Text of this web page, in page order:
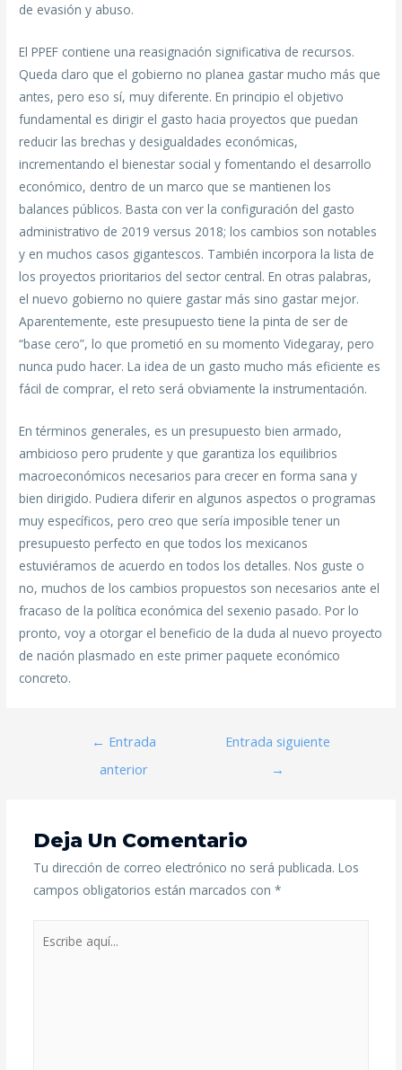
de evasión y abuso.
El PPEF contiene una reasignación significativa de recursos.
Queda claro que el gobierno no planea gastar mucho más que
antes, pero eso sí, muy diferente. En principio el objetivo
fundamental es dirigir el gasto hacia proyectos que puedan
reducir las brechas y desigualdades económicas,
incrementando el bienestar social y fomentando el desarrollo
económico, dentro de un marco que se mantienen los
balances públicos. Basta con ver la configuración del gasto
administrativo de 2019 versus 2018; los cambios son notables
y en muchos casos gigantescos. También incorpora la lista de
los proyectos prioritarios del sector central. En otras palabras,
el nuevo gobierno no quiere gastar más sino gastar mejor.
Aparentemente, este presupuesto tiene la pinta de ser de
“base cero”, lo que prometió en su momento Videgaray, pero
nunca pudo hacer. La idea de un gasto mucho más eficiente es
fácil de comprar, el reto será obviamente la instrumentación.
En términos generales, es un presupuesto bien armado,
ambicioso pero prudente y que garantiza los equilibrios
macroeconómicos necesarios para crecer en forma sana y
bien dirigido. Pudiera diferir en algunos aspectos o programas
muy específicos, pero creo que sería imposible tener un
presupuesto perfecto en que todos los mexicanos
estuviéramos de acuerdo en todos los detalles. Nos guste o
no, muchos de los cambios propuestos son necesarios ante el
fracaso de la política económica del sexenio pasado. Por lo
pronto, voy a otorgar el beneficio de la duda al nuevo proyecto
de nación plasmado en este primer paquete económico
concreto.
← Entrada
anterior
Entrada siguiente
→
Deja Un Comentario
Tu dirección de correo electrónico no será publicada. Los
campos obligatorios están marcados con *